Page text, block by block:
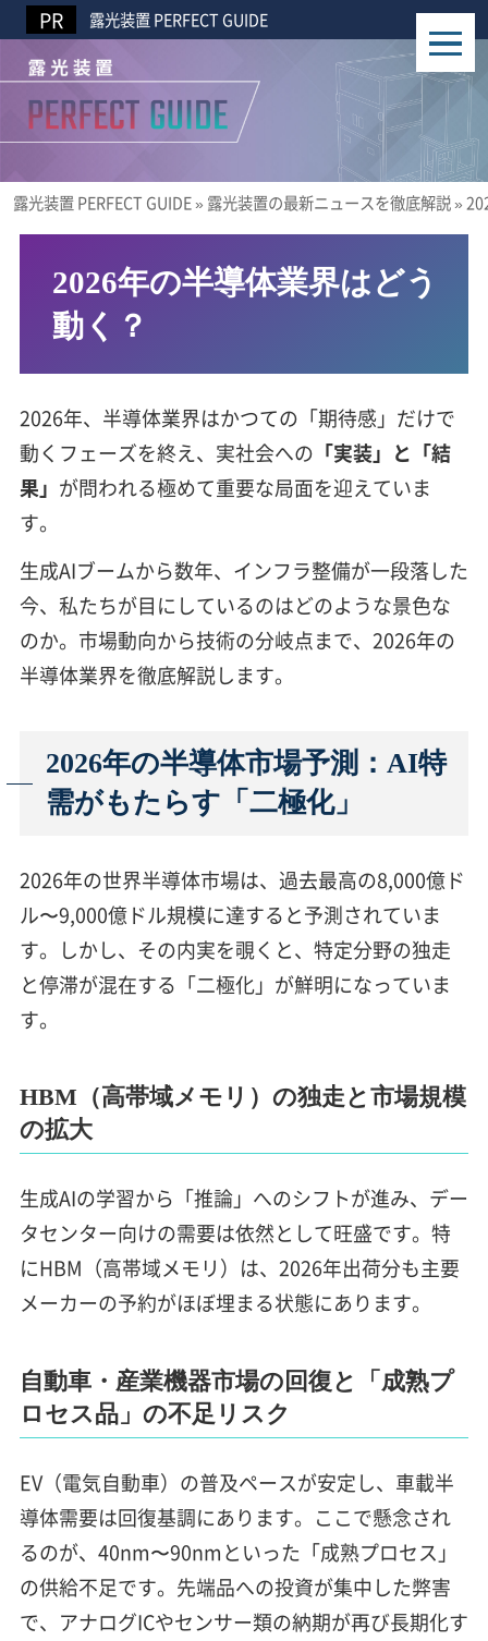
露光装置 PERFECT GUIDE
露光装置 PERFECT GUIDE» 露光装置の最新ニュースを徹底解説»
2026年の半導体業界はどう
動く？
2026年、半導体業界はかつての「期待感」だけで
動くフェーズを終え、実社会への 「実装」と「結
果」 が問われる極めて重要な局面を迎えていま
す。
生成AIブームから数年、インフラ整備が一段落した
今、私たちが目にしているのはどのような景色な
のか。市場動向から技術の分岐点まで、2026年の
半導体業界を徹底解説します。
2026年の半導体市場予測：AI特
需がもたらす「二極化」
2026年の世界半導体市場は、過去最高の8,000億ド
ル〜9,000億ドル規模に達すると予測されていま
す。しかし、その内実を覗くと、特定分野の独走
と停滞が混在する「二極化」が鮮明になっていま
す。
HBM（高帯域メモリ）の独走と市場規模
の拡大
生成AIの学習から「推論」へのシフトが進み、デー
タセンター向けの需要は依然として旺盛です。特
にHBM（高帯域メモリ）は、2026年出荷分も主要
メーカーの予約がほぼ埋まる状態にあります。
自動車・産業機器市場の回復と「成熟プ
ロセス品」の不足リスク
EV（電気自動車）の普及ペースが安定し、車載半
導体需要は回復基調にあります。ここで懸念され
るのが、40nm〜90nmといった「成熟プロセス」
の供給不足です。先端品への投資が集中した弊害
で、アナログICやセンサー類の納期が再び長期化す